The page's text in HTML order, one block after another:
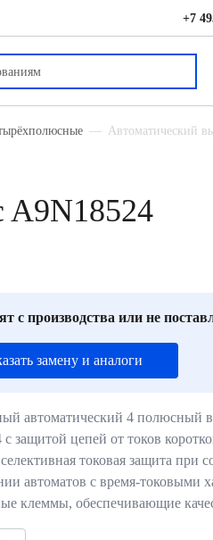
+7
Автоматический
A9N18524
с производства или не
замену и аналоги
автоматический 4 полюсный
защитой цепей от токов
токовая защита при
автоматов с время-токовыми
клеммы, обеспечивающие